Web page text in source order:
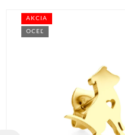
AKCIA
OCEĽ